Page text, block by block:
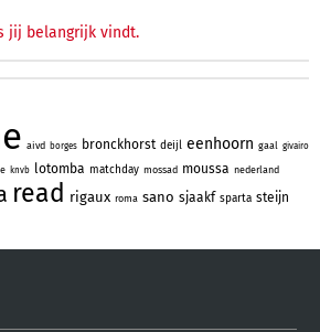
jij belangrijk vindt.
aivd borges bronckhorst deijl eenhoorn gaal givairo
knvb lotomba matchday mossad moussa nederland
read rigaux roma sano sjaakf sparta steijn